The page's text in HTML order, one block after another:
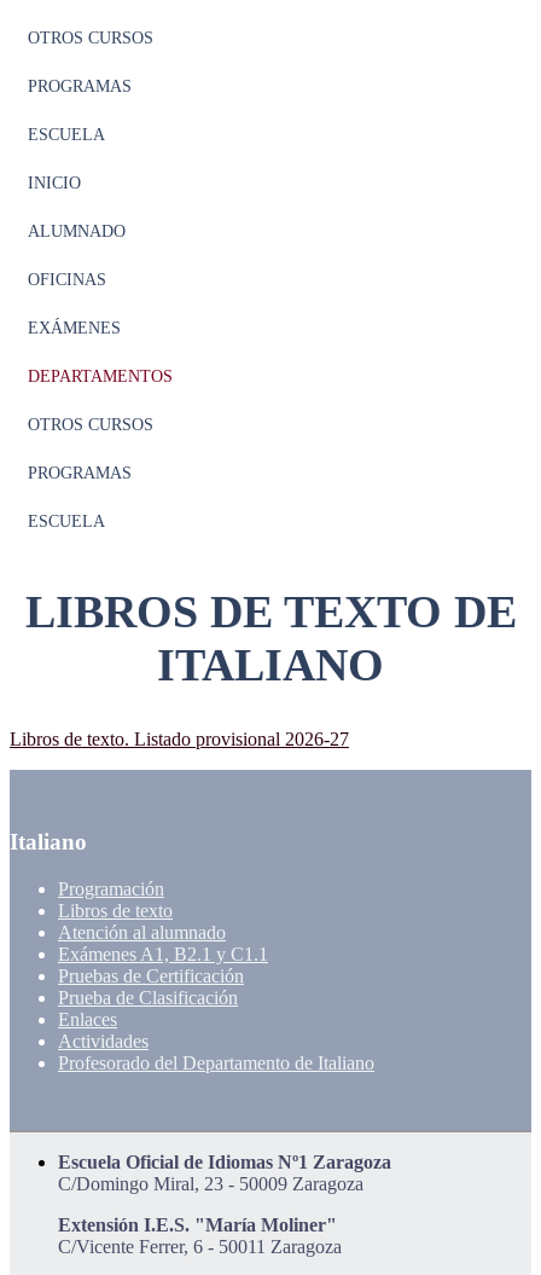
OTROS CURSOS
PROGRAMAS
ESCUELA
INICIO
ALUMNADO
OFICINAS
EXÁMENES
DEPARTAMENTOS
OTROS CURSOS
PROGRAMAS
ESCUELA
LIBROS DE TEXTO DE
ITALIANO
Libros de texto. Listado provisional 2026-27
Italiano
Programación
Libros de texto
Atención al alumnado
Exámenes A1, B2.1 y C1.1
Pruebas de Certificación
Prueba de Clasificación
Enlaces
Actividades
Profesorado del Departamento de Italiano
Escuela Oficial de Idiomas Nº1 Zaragoza
C/Domingo Miral, 23 - 50009 Zaragoza
Extensión I.E.S. "María Moliner"
C/Vicente Ferrer, 6 - 50011 Zaragoza